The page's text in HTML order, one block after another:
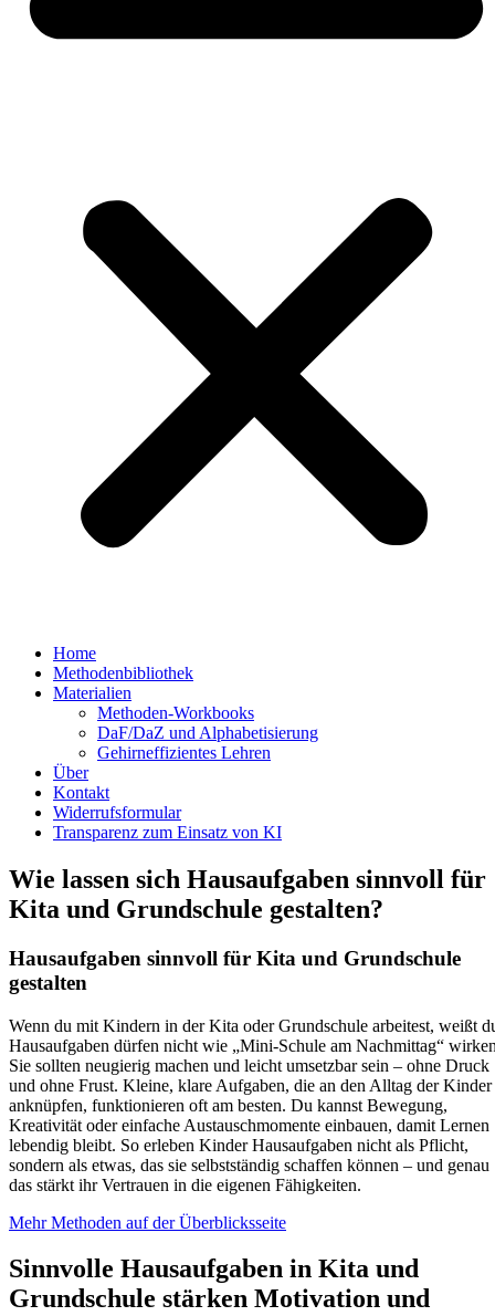
Home
Methodenbibliothek
Materialien
Methoden-Workbooks
DaF/DaZ und Alphabetisierung
Gehirneffizientes Lehren
Über
Kontakt
Widerrufsformular
Transparenz zum Einsatz von KI
Wie lassen sich Hausaufgaben sinnvoll für
Kita und Grundschule gestalten?
Hausaufgaben sinnvoll für Kita und Grundschule
gestalten
Wenn du mit Kindern in der Kita oder Grundschule arbeitest, weißt
Hausaufgaben dürfen nicht wie „Mini-Schule am Nachmittag“
Sie sollten neugierig machen und leicht umsetzbar sein – ohne Druck
und ohne Frust. Kleine, klare Aufgaben, die an den Alltag der Kinder
anknüpfen, funktionieren oft am besten. Du kannst Bewegung,
Kreativität oder einfache Austauschmomente einbauen, damit Lernen
lebendig bleibt. So erleben Kinder Hausaufgaben nicht als Pflicht,
sondern als etwas, das sie selbstständig schaffen können – und genau
das stärkt ihr Vertrauen in die eigenen Fähigkeiten.
Mehr Methoden auf der Überblicksseite
Sinnvolle Hausaufgaben in Kita und
Grundschule stärken Motivation und